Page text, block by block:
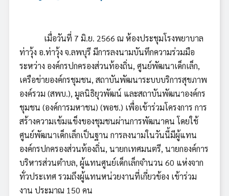
เมื่อวันที่ 7 มิ.ย. 2566 ณ ห้องประชุมโรงพยาบาล
ท่าวุ้ง อ.ท่าวุ้ง จ.ลพบุรี มีการลงนามบันทึกความร่วมมือ
ระหว่าง องค์กรปกครองส่วนท้องถิ่น, ศูนย์พัฒนาเด็กเล็ก,
เครือข่ายองค์กรชุมชน, สถาบันพัฒนาระบบบริการสุขภาพ
องค์รวม (สพบ.), มูลนิธิยุวพัฒน์ และสถาบันพัฒนาองค์กร
ชุมชน (องค์การมหาชน) (พอช.) เพื่อเข้าร่วมโครงการ การ
สร้างความเข้มแข็งของชุมชนผ่านการพัฒนาคน โดยใช้
ศูนย์พัฒนาเด็กเล็กเป็นฐาน การลงนามในวันนี้มีผู้แทน
องค์กรปกครองส่วนท้องถิ่น, นายกเทศมนตรี, นายกองค์การ
บริหารส่วนตำบล, ผู้แทนศูนย์เด็กเล็กจำนวน 60 แห่งจาก
ทั่วประเทศ รวมถึงผู้แทนหน่วยงานที่เกี่ยวข้อง เข้าร่วม
งาน ประมาณ 150 คน